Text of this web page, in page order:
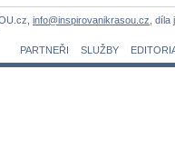
info@inspirovanikrasou.cz, díla
PARTNEŘI
SLUŽBY